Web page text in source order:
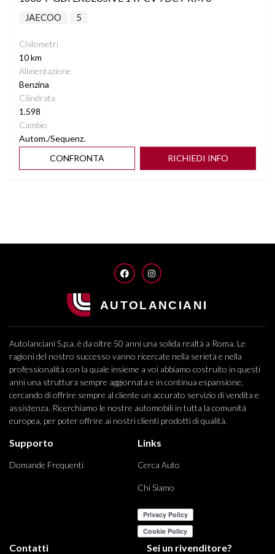
JAECOO 5
Chilometri
10 km
Alimentazione
Benzina
Cilindrata
1.598
Cambio
Autom./Sequenz.
CONFRONTA
RICHIEDI INFO
FACEBOOKINSTAGRAM
Autolanciani S.p.a. è da oltre 50 anni una solida realtà a Roma. Le
ragioni del nostro successo vanno ricercate nella serietà e nella
professionalità con la quale insieme a voi abbiamo costruito in questi
anni una struttura sempre aggiornata e in continua espansione,
cercando di offrire sempre al cliente un accurato servizio di vendita e
assistenza. Ricerchiamo le nostre automobili in tutta la comunità
europea, per poter offrire ai nostri clienti prodotti di qualità.
Supporto
Domande Frequenti
Links
Cerca Auto
Chi Siamo
Contatti Sei un rivenditore?